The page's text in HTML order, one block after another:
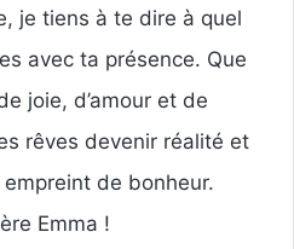
je tiens à te dire à quel
avec ta présence. Que
joie, d’amour et de
rêves devenir réalité et
de bonheur.
Emma !